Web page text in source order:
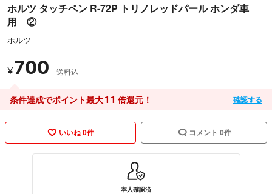
ホルツ タッチペン R-72P トリノレッドパール ホンダ車
用 ②
ホルツ
¥700 送料込
条件達成でポイント最大11 倍還元！ 確認する
いいね 0件 コメント 0件
本人確認済